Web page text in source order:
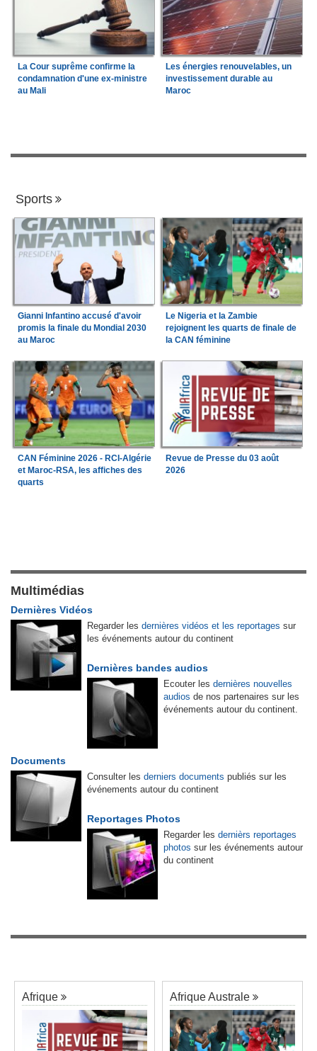
La Cour suprême confirme la
condamnation d'une ex-ministre
au Mali
Les énergies renouvelables, un
investissement durable au
Maroc
Sports
Gianni Infantino accusé d'avoir
promis la finale du Mondial 2030
au Maroc
Le Nigeria et la Zambie
rejoignent les quarts de finale de
la CAN féminine
CAN Féminine 2026 - RCI-Algérie
et Maroc-RSA, les affiches des
quarts
Revue de Presse du 03 août
2026
Multimédias
Dernières Vidéos
Regarder les dernières vidéos et les reportages sur
les événements autour du continent
Dernières bandes audios
Ecouter les dernières nouvelles
audios de nos partenaires sur les
événements autour du continent.
Documents
Consulter les derniers documents publiés sur les
événements autour du continent
Reportages Photos
Regarder les dernièrs reportages
photos sur les événements autour
du continent
Afrique Afrique Australe